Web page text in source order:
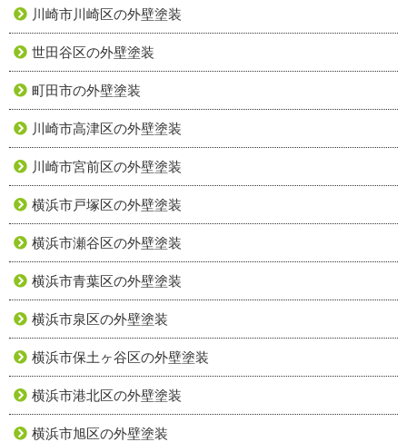
川崎市川崎区の外壁塗装
世田谷区の外壁塗装
町田市の外壁塗装
川崎市高津区の外壁塗装
川崎市宮前区の外壁塗装
横浜市戸塚区の外壁塗装
横浜市瀬谷区の外壁塗装
横浜市青葉区の外壁塗装
横浜市泉区の外壁塗装
横浜市保土ヶ谷区の外壁塗装
横浜市港北区の外壁塗装
横浜市旭区の外壁塗装